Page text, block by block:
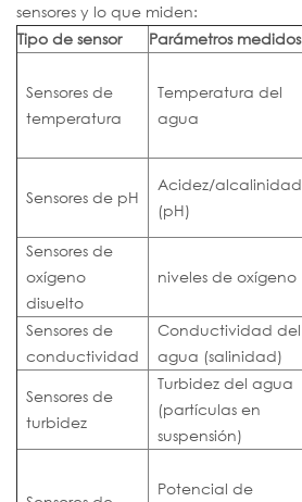
sensores y lo que miden:
Tipo de sensor
Parámetros medidos
Sensores de
temperatura
Temperatura del
agua
Sensores de pH
Acidez/alcalinidad
(pH)
Sensores de
oxígeno
disuelto
niveles de oxígeno
Sensores de
conductividad
Conductividad del
agua (salinidad)
Sensores de
turbidez
Turbidez del agua
(partículas en
suspensión)
Potencial de